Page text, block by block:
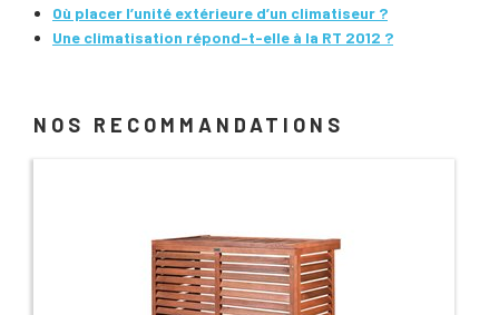
Où placer l’unité extérieure d’un climatiseur ?
Une climatisation répond-t-elle à la RT 2012 ?
NOS RECOMMANDATIONS